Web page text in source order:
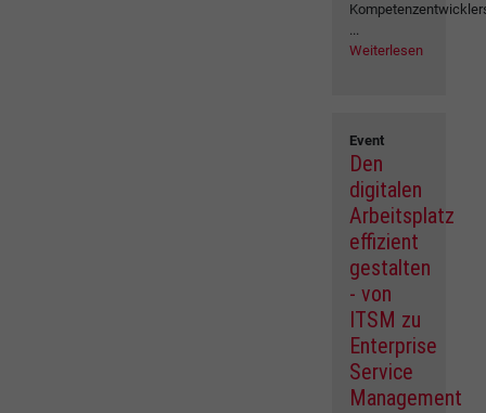
...
Weiterlesen
Event
Den
digitalen
Arbeitsplatz
effizient
gestalten
- von
ITSM zu
Enterprise
Service
Management